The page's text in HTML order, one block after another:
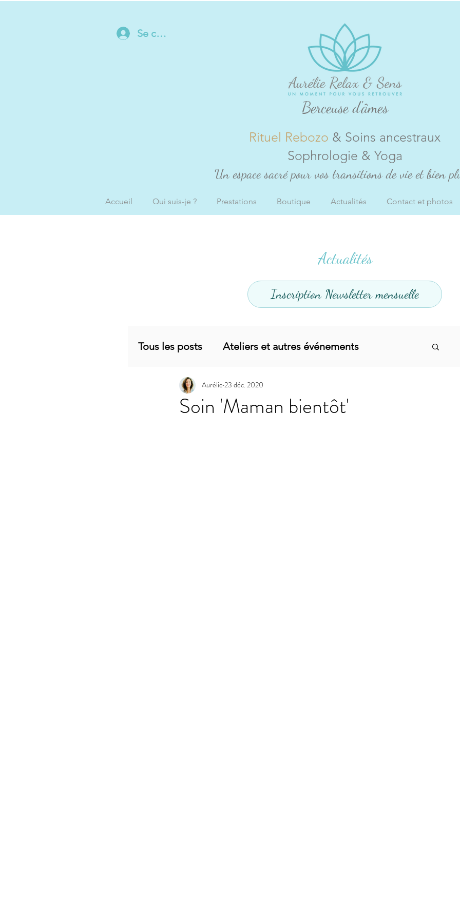
Actualités
Inscription Newsletter mensuelle
Tous les posts Ateliers et autres événements
Planning mensuel Offres promotionnelles
Soin 'Maman bientôt'
Aurélie 23 déc. 2020
Se connecter
Berceuse d'âmes
Rituel Rebozo & Soins ancestraux
Sophrologie & Yoga
Un espace sacré pour vos transitions de vie et bien
Accueil Qui suis-je ? Prestations Boutique Actualités Contact et photos